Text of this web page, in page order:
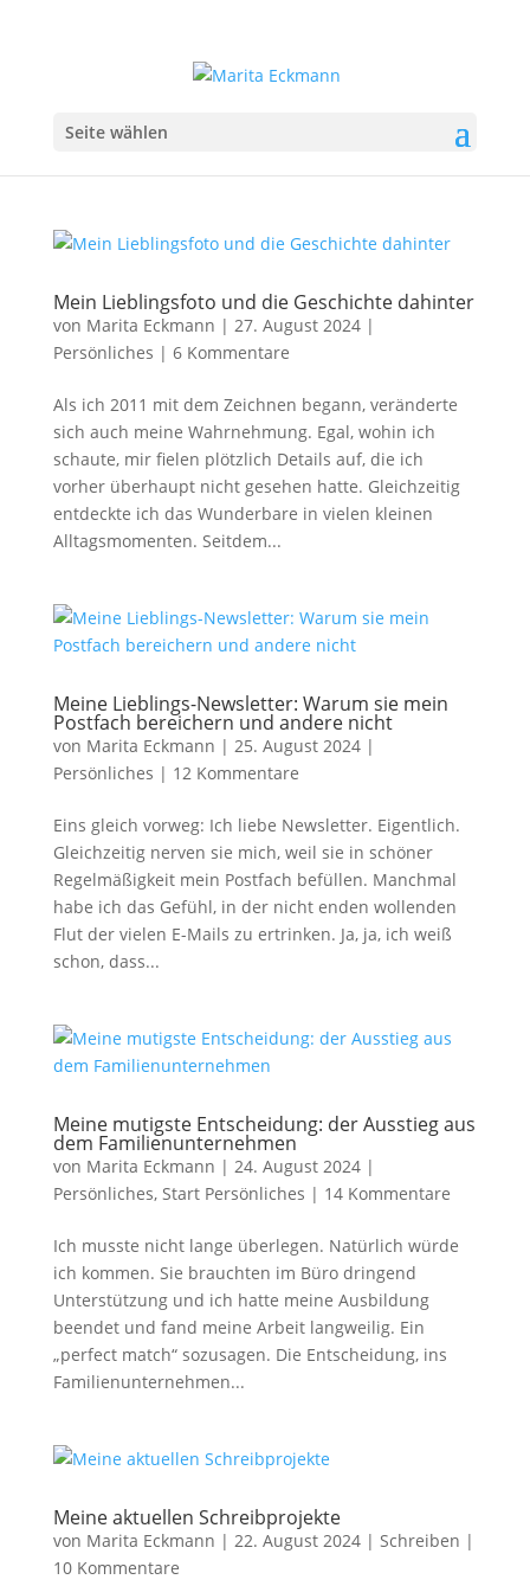
Seite wählen
Mein Lieblingsfoto und die Geschichte dahinter
von Marita Eckmann | 27. August 2024|
Persönliches | 6 Kommentare
Als ich 2011 mit dem Zeichnen begann, veränderte
sich auch meine Wahrnehmung. Egal, wohin ich
schaute, mir fielen plötzlich Details auf, die ich
vorher überhaupt nicht gesehen hatte. Gleichzeitig
entdeckte ich das Wunderbare in vielen kleinen
Alltagsmomenten. Seitdem...
Meine Lieblings-Newsletter: Warum sie mein
Postfach bereichern und andere nicht
von Marita Eckmann | 25. August 2024|
Persönliches | 12 Kommentare
Eins gleich vorweg: Ich liebe Newsletter. Eigentlich.
Gleichzeitig nerven sie mich, weil sie in schöner
Regelmäßigkeit mein Postfach befüllen. Manchmal
habe ich das Gefühl, in der nicht enden wollenden
Flut der vielen E-Mails zu ertrinken. Ja, ja, ich weiß
schon, dass...
Meine mutigste Entscheidung: der Ausstieg aus
dem Familienunternehmen
von Marita Eckmann | 24. August 2024|
Persönliches, Start Persönliches | 14 Kommentare
Ich musste nicht lange überlegen. Natürlich würde
ich kommen. Sie brauchten im Büro dringend
Unterstützung und ich hatte meine Ausbildung
beendet und fand meine Arbeit langweilig. Ein
„perfect match“ sozusagen. Die Entscheidung, ins
Familienunternehmen...
Meine aktuellen Schreibprojekte
von Marita Eckmann | 22. August 2024| Schreiben |
10 Kommentare